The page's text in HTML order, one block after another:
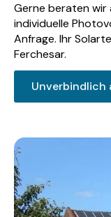
Gerne beraten wir
individuelle
Anfrage. Ihr
Ferchesar.
Unverbindlich